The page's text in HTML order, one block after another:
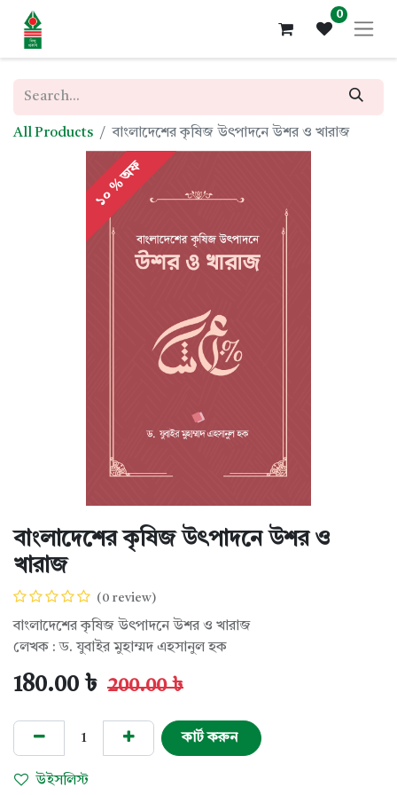
0
All Products বাংলাদেশের কৃষিজ উৎপাদনে উশর ও খারাজ
১০ % অফ
বাংলাদেশের কৃষিজ উৎপাদনে উশর ও
খারাজ
(0 review)
বাংলাদেশের কৃষিজ উৎপাদনে উশর ও খারাজ
লেখক : ড. যুবাইর মুহাম্মদ এহসানুল হক
180.00 ৳ 200.00৳
কার্ট করুন
উইসলিস্ট